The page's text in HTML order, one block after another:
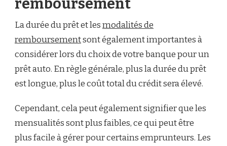
remboursement
La durée du prêt et lesmodalités de
remboursementsont également importantes à
considérer lors du choix de votre banque pour un
prêt auto. En règle générale, plus la durée du prêt
est longue, plus le coût total du crédit sera élevé.
Cependant, cela peut également signifier que les
mensualités sont plus faibles, ce qui peut être
plus facile à gérer pour certains emprunteurs. Les